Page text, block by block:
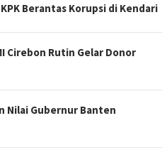
Berantas Korupsi di Kendari
Cirebon Rutin Gelar Donor
Nilai Gubernur Banten